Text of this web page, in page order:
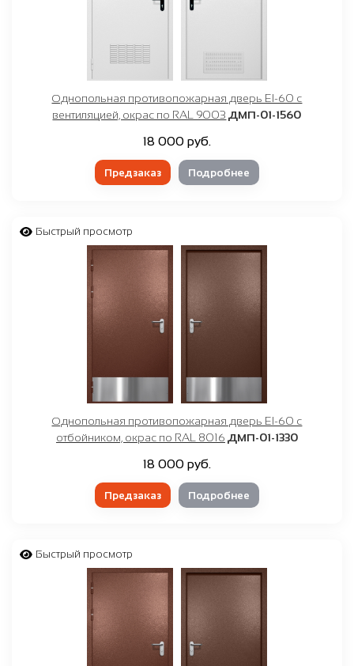
Однопольная противопожарная дверь EI-60 с
вентиляцией, окрас по RAL 9003 ДМП-01-1560
18 000 руб.
Предзаказ Подробнее
Быстрый просмотр
Однопольная противопожарная дверь EI-60 с
отбойником, окрас по RAL 8016 ДМП-01-1330
18 000 руб.
Предзаказ Подробнее
Быстрый просмотр